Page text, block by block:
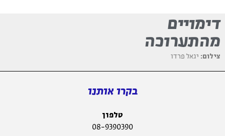
דימויים
מהתערוכה
צילום: יגאל פרדו
בקרו אותנו
טלפון
08-9390390